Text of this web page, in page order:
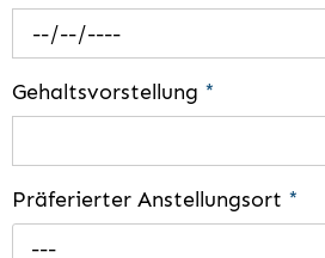
Gehaltsvorstellung *
Präferierter Anstellungsort *
---